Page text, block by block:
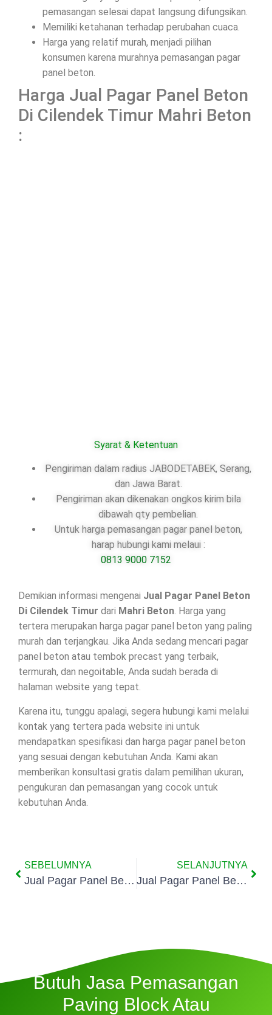
pemasangan selesai dapat langsung difungsikan.
Memiliki ketahanan terhadap perubahan cuaca.
Harga yang relatif murah, menjadi pilihan
konsumen karena murahnya pemasangan pagar
panel beton.
Harga Jual Pagar Panel Beton
Di Cilendek Timur Mahri Beton
:
Syarat & Ketentuan
Pengiriman dalam radius JABODETABEK, Serang,
dan Jawa Barat.
Pengiriman akan dikenakan ongkos kirim bila
dibawah qty pembelian.
Untuk harga pemasangan pagar panel beton,
harap hubungi kami melaui :
0813 9000 7152
Demikian informasi mengenai Jual Pagar Panel Beton
Di Cilendek Timur dari Mahri Beton. Harga yang
tertera merupakan harga pagar panel beton yang paling
murah dan terjangkau. Jika Anda sedang mencari pagar
panel beton atau tembok precast yang terbaik,
termurah, dan negoitable, Anda sudah berada di
halaman website yang tepat.
Karena itu, tunggu apalagi, segera hubungi kami melalui
kontak yang tertera pada website ini untuk
mendapatkan spesifikasi dan harga pagar panel beton
yang sesuai dengan kebutuhan Anda. Kami akan
memberikan konsultasi gratis dalam pemilihan ukuran,
pengukuran dan pemasangan yang cocok untuk
kebutuhan Anda.
SEBELUMNYA
Jual Pagar Panel Beton Di Cilendek Barat
SELANJUTNYA
Jual Pagar Panel Beton Di Curug Bogor
Butuh Jasa Pemasangan
Paving Block Atau